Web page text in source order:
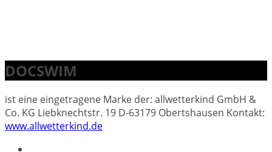
DOCSWIM
ist eine eingetragene Marke der: allwetterkind GmbH &
Co. KG Liebknechtstr. 19 D-63179 Obertshausen Kontakt:
www.allwetterkind.de